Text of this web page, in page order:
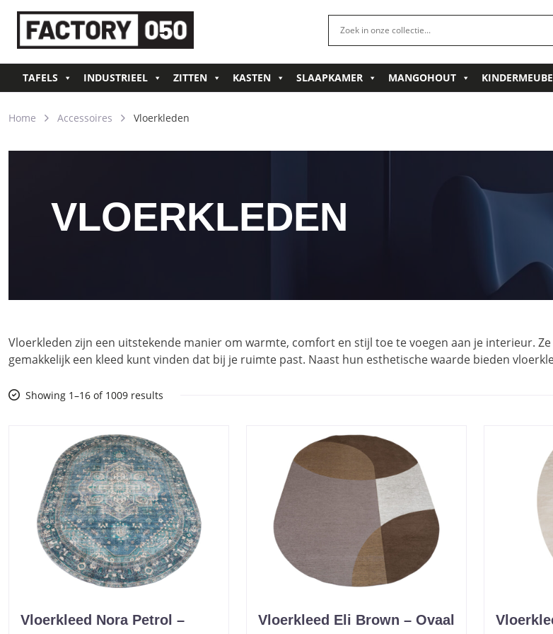
TAFELS INDUSTRIEEL ZITTEN KASTEN SLAAPKAMER MANGOHOUT
Home Accessoires Vloerkleden
VLOERKLEDEN
Vloerkleden zijn een uitstekende manier om warmte, comfort en stijl toe te voegen aan je interieur.
gemakkelijk een kleed kunt vinden dat bij je ruimte past. Naast hun esthetische waarde bieden
Showing 1–16 of 1009 results
Vloerkleed Nora Petrol –
Vloerkleed Eli Brown – Ovaal